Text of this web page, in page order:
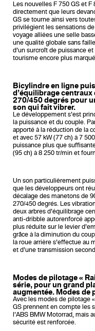
Les nouvelles F 750 GS et F
directement que leurs
GS se tourne ainsi vers
privilégient les sensations
voyage alliées une selle
une qualité globale sans
d’un surcroît de puissance
tourisme encore plus
Bicylindre en ligne
d’équilibrage centraux
270/450 degrés pour
son qui fait vibrer.
Le développement s’est
la puissance et du couple.
apporté à la réduction de la
et avec 57 kW (77 ch) à 7
puissance plus que
(95 ch) à 8 250 tr/min et
Un son particulièrement
que les développeurs ont
décalage des manetons de
270/450 degrés. Les
deux arbres d’équilibrage
anti-dribble autorenforcé
plus réduite sur le levier
grâce à la diminution du
la roue arrière s’effectue au
et d’une transmission
Modes de pilotage «
série, pour un grand
augmentée. Modes de
Avec les modes de pilotage
GS prennent en compte les
l’ABS BMW Motorrad, mais
sécurité est renforcée.